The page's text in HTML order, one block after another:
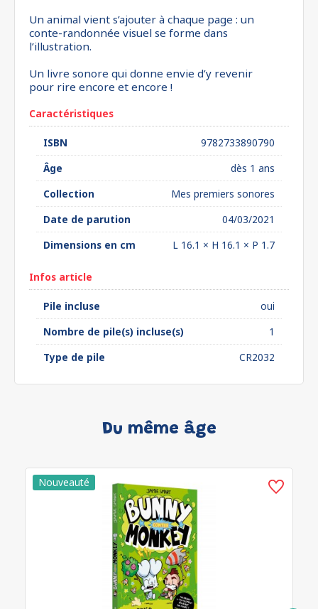
Un animal vient s’ajouter à chaque page : un
conte-randonnée visuel se forme dans
l’illustration.
Un livre sonore qui donne envie d’y revenir
pour rire encore et encore !
Caractéristiques
ISBN
9782733890790
Âge
dès 1 ans
Collection
Mes premiers sonores
Date de parution
04/03/2021
Dimensions en cm
L 16.1 × H 16.1 × P 1.7
Infos article
Pile incluse
oui
Nombre de pile(s) incluse(s)
1
Type de pile
CR2032
Du même âge